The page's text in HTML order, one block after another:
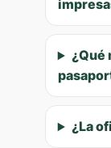
¿Qué
¿La